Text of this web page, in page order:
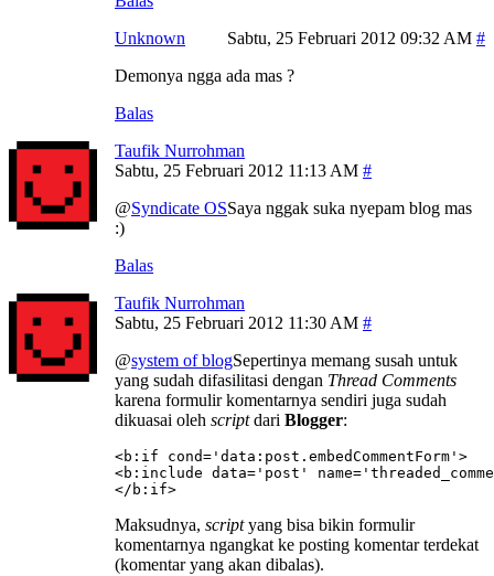
Unknown
Sabtu, 25 Februari 2012 09:32 AM
Demonya ngga ada mas ?
Balas
Taufik Nurrohman
Sabtu, 25 Februari 2012 11:13 AM
@Syndicate OSSaya nggak suka nyepam blog mas
:)
Balas
Taufik Nurrohman
Sabtu, 25 Februari 2012 11:30 AM
@system of blogSepertinya memang susah untuk
yang sudah difasilitasi dengan Thread Comments
karena formulir komentarnya sendiri juga sudah
dikuasai oleh scriptdari Blogger:
<b:if cond='data:post.embedCommentForm'>
<b:include data='post'
</b:if>
Maksudnya, scriptyang bisa bikin formulir
komentarnya ngangkat ke posting komentar terdekat
(komentar yang akan dibalas).